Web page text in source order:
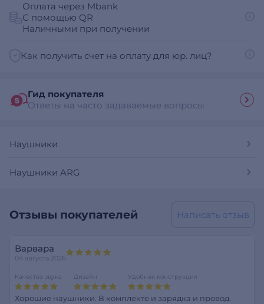
Оплата через Mbank
С помощью QR
Наличными при получении
Как получить счет на оплату для юр. лиц?
Гид покупателя
Ответы на часто задаваемые вопросы
Наушники
Наушники ARG
Отзывы покупателей Написать отзыв
Варвара
04 августа 2026
Качество звука Дизайн Удобная конструкция
Хорошие наушники. В комплекте и зарядка и провод.